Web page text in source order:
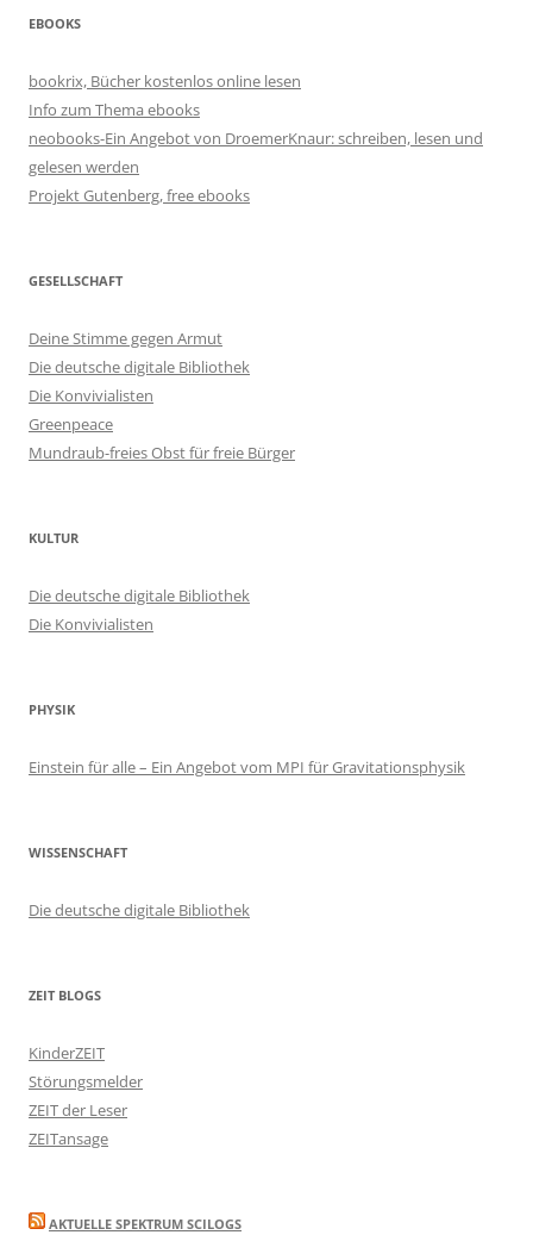
EBOOKS
bookrix, Bücher kostenlos online lesen
Info zum Thema ebooks
neobooks-Ein Angebot von DroemerKnaur: schreiben, lesen und
gelesen werden
Projekt Gutenberg, free ebooks
GESELLSCHAFT
Deine Stimme gegen Armut
Die deutsche digitale Bibliothek
Die Konvivialisten
Greenpeace
Mundraub-freies Obst für freie Bürger
KULTUR
Die deutsche digitale Bibliothek
Die Konvivialisten
PHYSIK
Einstein für alle – Ein Angebot vom MPI für Gravitationsphysik
WISSENSCHAFT
Die deutsche digitale Bibliothek
ZEIT BLOGS
KinderZEIT
Störungsmelder
ZEIT der Leser
ZEITansage
AKTUELLE SPEKTRUM SCILOGS